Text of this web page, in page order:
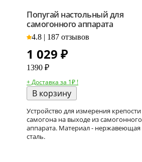
Попугай настольный для
самогонного аппарата
4.8 | 187 отзывов
1 029 ₽
1390 ₽
+ Доставка за 1₽ !
В корзину
Устройство для измерения крепости
самогона на выходе из самогонного
аппарата. Материал - нержавеющая
сталь.